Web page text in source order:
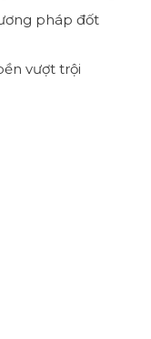
pháp đốt
vượt trội